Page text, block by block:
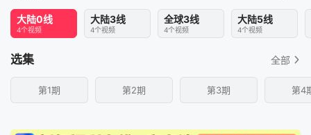
大陆0线
4个视频
大陆3线
4个视频
全球3线
4个视频
大陆5线
4个视频
选集 全部
第1期 第2期 第3期 第4